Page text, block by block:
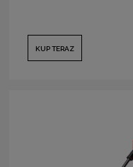
KUP TERAZ